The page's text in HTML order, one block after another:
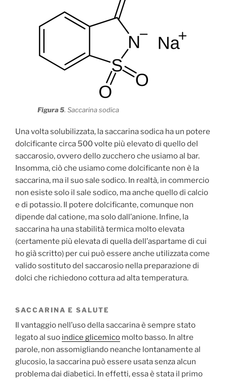
Figura 5. Saccarina sodica
Una volta solubilizzata, la saccarina sodica ha un potere
dolcificante circa 500 volte più elevato di quello del
saccarosio, ovvero dello zucchero che usiamo al bar.
Insomma, ciò che usiamo come dolcificante non è la
saccarina, ma il suo sale sodico. In realtà, in commercio
non esiste solo il sale sodico, ma anche quello di calcio
e di potassio. Il potere dolcificante, comunque non
dipende dal catione, ma solo dall’anione. Infine, la
saccarina ha una stabilità termica molto elevata
(certamente più elevata di quella dell’aspartame di cui
ho già scritto) per cui può essere anche utilizzata come
valido sostituto del saccarosio nella preparazione di
dolci che richiedono cottura ad alta temperatura.
SACCARINA E SALUTE
Il vantaggio nell’uso della saccarina è sempre stato
legato al suo indice glicemico molto basso. In altre
parole, non assomigliando neanche lontanamente al
glucosio, la saccarina può essere usata senza alcun
problema dai diabetici. In effetti, essa è stata il primo